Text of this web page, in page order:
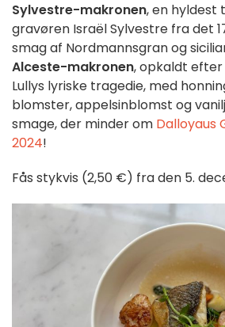
Sylvestre-makronen, en hyldest
gravøren Israël Sylvestre fra det
smag af Nordmannsgran og
Alceste-makronen, opkaldt
Lullys lyriske tragedie, med
blomster, appelsinblomst og
smage, der minder om Dalloyaus
2024!
Fås stykvis (2,50 €) fra den 5.